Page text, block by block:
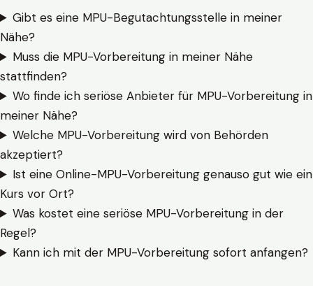
Gibt es eine MPU-Begutachtungsstelle in meiner
Nähe?
Muss die MPU-Vorbereitung in meiner Nähe
stattfinden?
Wo finde ich seriöse Anbieter für MPU-Vorbereitung in
meiner Nähe?
Welche MPU-Vorbereitung wird von Behörden
akzeptiert?
Ist eine Online-MPU-Vorbereitung genauso gut wie ein
Kurs vor Ort?
Was kostet eine seriöse MPU-Vorbereitung in der
Regel?
Kann ich mit der MPU-Vorbereitung sofort anfangen?